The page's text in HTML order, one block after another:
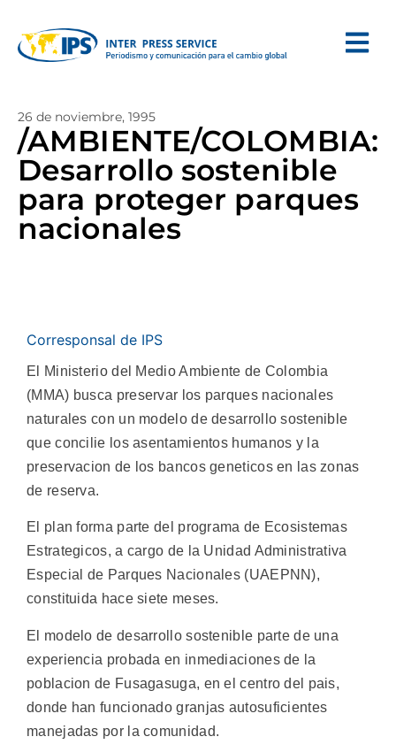
26 de noviembre, 1995
/AMBIENTE/COLOMBIA:
Desarrollo sostenible
para proteger parques
nacionales
Corresponsal de IPS
El Ministerio del Medio Ambiente de Colombia
(MMA) busca preservar los parques nacionales
naturales con un modelo de desarrollo sostenible
que concilie los asentamientos humanos y la
preservacion de los bancos geneticos en las zonas
de reserva.
El plan forma parte del programa de Ecosistemas
Estrategicos, a cargo de la Unidad Administrativa
Especial de Parques Nacionales (UAEPNN),
constituida hace siete meses.
El modelo de desarrollo sostenible parte de una
experiencia probada en inmediaciones de la
poblacion de Fusagasuga, en el centro del pais,
donde han funcionado granjas autosuficientes
manejadas por la comunidad.